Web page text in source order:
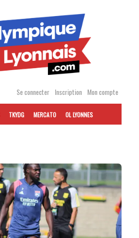
Se connecter Inscription Mon compte
TKYDG MERCATO OL LYONNES